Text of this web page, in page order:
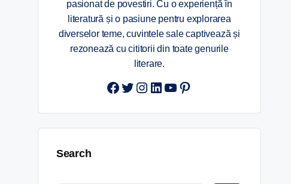
pasionat de povestiri. Cu o experiență în
literatură și o pasiune pentru explorarea
diverselor teme, cuvintele sale captivează și
rezonează cu cititorii din toate genurile
literare.
Twitter
Instagram
LinkedIn
YouTube
Pinterest
Search